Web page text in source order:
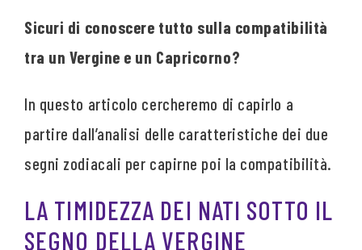
Sicuri di conoscere tutto sulla compatibilità
tra un Vergine e un Capricorno?
In questo articolo cercheremo di capirlo a
partire dall’analisi delle caratteristiche dei due
segni zodiacali per capirne poi la compatibilità.
LA TIMIDEZZA DEI NATI SOTTO IL
SEGNO DELLA VERGINE